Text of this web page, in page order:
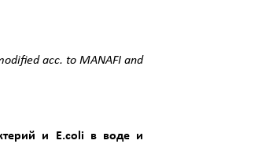
acc. to MANAFI and
и E.coli в воде и